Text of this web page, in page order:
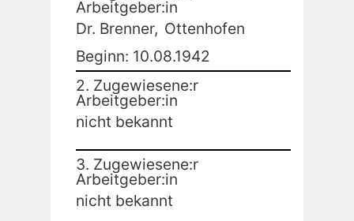
Arbeitgeber:in
Dr. Brenner, Ottenhofen
Beginn: 10.08.1942
2. Zugewiesene:r
Arbeitgeber:in
nicht bekannt
3. Zugewiesene:r
Arbeitgeber:in
nicht bekannt